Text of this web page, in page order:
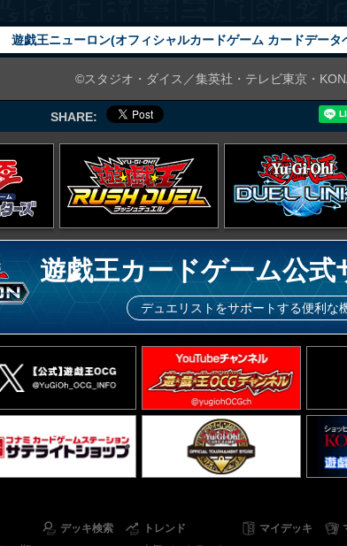
遊戯王ニューロン(オフィシャルカードゲーム カードデータ
©スタジオ・ダイス／集英社・テレビ東京・
SHARE:
遊戯王カードゲーム公式
デュエリストをサポートする便利な
デッキ検索
トレンド
マイデッキ